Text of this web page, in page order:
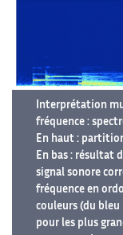
Interprétation
fréquence :
En haut :
En bas : résultat
signal sonore
fréquence en
couleurs (du
pour les plus